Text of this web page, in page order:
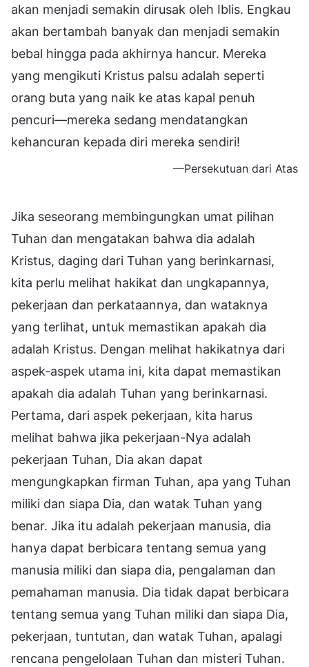
akan menjadi semakin dirusak oleh Iblis. Engkau
akan bertambah banyak dan menjadi semakin
bebal hingga pada akhirnya hancur. Mereka
yang mengikuti Kristus palsu adalah seperti
orang buta yang naik ke atas kapal penuh
pencuri—mereka sedang mendatangkan
kehancuran kepada diri mereka sendiri!
—Persekutuan dari Atas
Jika seseorang membingungkan umat pilihan
Tuhan dan mengatakan bahwa dia adalah
Kristus, daging dari Tuhan yang berinkarnasi,
kita perlu melihat hakikat dan ungkapannya,
pekerjaan dan perkataannya, dan wataknya
yang terlihat, untuk memastikan apakah dia
adalah Kristus. Dengan melihat hakikatnya dari
aspek-aspek utama ini, kita dapat memastikan
apakah dia adalah Tuhan yang berinkarnasi.
Pertama, dari aspek pekerjaan, kita harus
melihat bahwa jika pekerjaan-Nya adalah
pekerjaan Tuhan, Dia akan dapat
mengungkapkan firman Tuhan, apa yang Tuhan
miliki dan siapa Dia, dan watak Tuhan yang
benar. Jika itu adalah pekerjaan manusia, dia
hanya dapat berbicara tentang semua yang
manusia miliki dan siapa dia, pengalaman dan
pemahaman manusia. Dia tidak dapat berbicara
tentang semua yang Tuhan miliki dan siapa Dia,
pekerjaan, tuntutan, dan watak Tuhan, apalagi
rencana pengelolaan Tuhan dan misteri Tuhan.